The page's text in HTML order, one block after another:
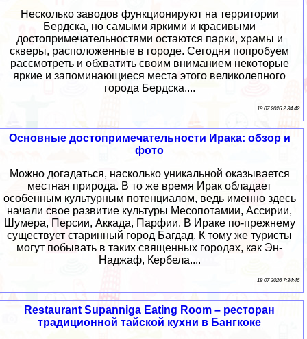
Несколько заводов функционируют на территории
Бердска, но самыми яркими и красивыми
достопримечательностями остаются парки, храмы и
скверы, расположенные в городе. Сегодня попробуем
рассмотреть и обхватить своим вниманием некоторые
яркие и запоминающиеся места этого великолепного
города Бердска....
19 07 2026 2:34:42
Основные достопримечательности Ирака: обзор и
фото
Можно догадаться, насколько уникальной оказывается
местная природа. В то же время Ирак обладает
особенным культурным потенциалом, ведь именно здесь
начали свое развитие культуры Месопотамии, Ассирии,
Шумера, Персии, Аккада, Парфии. В Ираке по-прежнему
существует старинный город Багдад. К тому же туристы
могут побывать в таких священных городах, как Эн-
Наджаф, Кербела....
18 07 2026 7:34:46
Restaurant Supanniga Eating Room – ресторан
традиционной тайской кухни в Бангкоке